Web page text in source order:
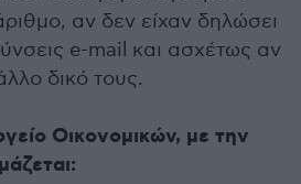
αν δεν είχαν δηλώσει
e-mail και ασχέτως αν
δικό τους.
Οικονομικών, με την